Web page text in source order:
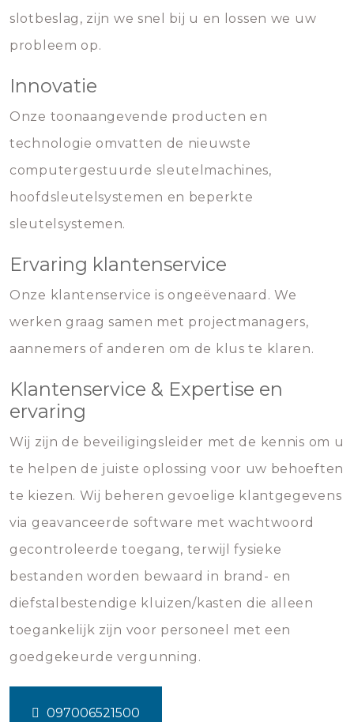
slotbeslag, zijn we snel bij u en lossen we uw
probleem op.
Innovatie
Onze toonaangevende producten en
technologie omvatten de nieuwste
computergestuurde sleutelmachines,
hoofdsleutelsystemen en beperkte
sleutelsystemen.
Ervaring klantenservice
Onze klantenservice is ongeëvenaard. We
werken graag samen met projectmanagers,
aannemers of anderen om de klus te klaren.
Klantenservice & Expertise en
ervaring
Wij zijn de beveiligingsleider met de kennis om u
te helpen de juiste oplossing voor uw behoeften
te kiezen. Wij beheren gevoelige klantgegevens
via geavanceerde software met wachtwoord
gecontroleerde toegang, terwijl fysieke
bestanden worden bewaard in brand- en
diefstalbestendige kluizen/kasten die alleen
toegankelijk zijn voor personeel met een
goedgekeurde vergunning.
097006521500